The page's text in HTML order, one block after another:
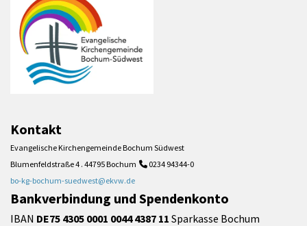
Kontakt
Evangelische Kirchengemeinde Bochum Südwest
Blumenfeldstraße 4 . 44795 Bochum  0234 94344-0
bo-kg-bochum-suedwest@ekvw.de
Bankverbindung und Spendenkonto
IBAN DE75 4305 0001 0044 4387 11 Sparkasse Bochum